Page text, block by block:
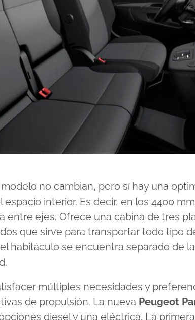
no cambian, pero sí hay una
interior. Es decir, en los 4400
entre ejes. Ofrece una cabina de tres
que sirve para transportar todo tipo
habitáculo se encuentra separado de
múltiples necesidades y
de propulsión. La nueva Peugeot
diesel y una eléctrica. La